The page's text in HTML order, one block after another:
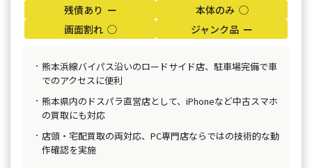
残債あり ー
本体のみ ◯
画面割れ ◯
ジャンク品 ー
熊本浜線バイパス沿いのロードサイド店、駐車場完備で車
でのアクセスに便利
熊本県内のドスパラ直営店として、iPhoneなど中古スマホ
の買取にも対応
店頭・宅配買取の両対応、PC専門店ならではの技術的な動
作確認を実施